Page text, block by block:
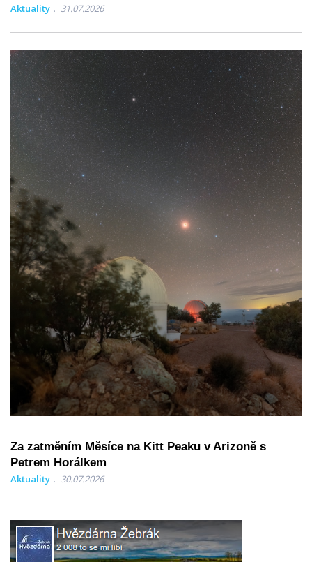
Aktuality 31.07.2026
Za zatměním Měsíce na Kitt Peaku v Arizoně s
Petrem Horálkem
Aktuality 30.07.2026